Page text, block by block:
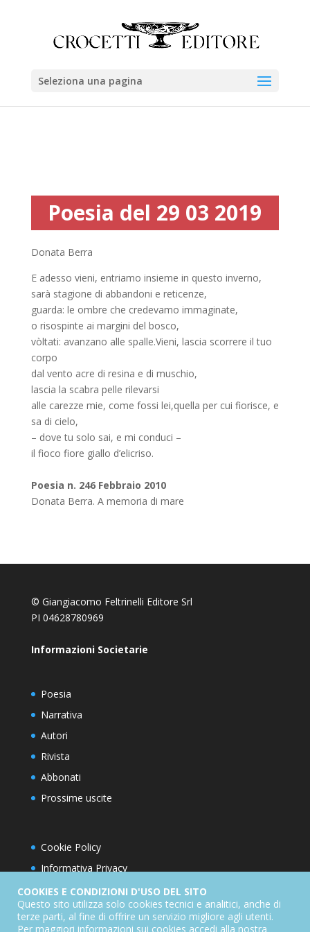
Seleziona una pagina
Poesia del 29 03 2019
Donata Berra
E adesso vieni, entriamo insieme in questo inverno,
sarà stagione di abbandoni e reticenze,
guarda: le ombre che credevamo immaginate,
o risospinte ai margini del bosco,
vòltati: avanzano alle spalle.Vieni, lascia scorrere il tuo
corpo
dal vento acre di resina e di muschio,
lascia la scabra pelle rilevarsi
alle carezze mie, come fossi lei,quella per cui fiorisce, e
sa di cielo,
– dove tu solo sai, e mi conduci –
il fioco fiore giallo d’elicriso.
Poesia n. 246 Febbraio 2010
Donata Berra. A memoria di mare
© Giangiacomo Feltrinelli Editore Srl
PI 04628780969
Informazioni Societarie
Poesia
Narrativa
Autori
Rivista
Abbonati
Prossime uscite
Cookie Policy
Informativa Privacy
Condizioni d’utilizzo del sito
Condizioni generali di abbonamento
COOKIES E CONDIZIONI D'USO DEL SITO
Questo sito utilizza solo cookies tecnici e analitici, anche di
terze parti, al fine di offrire un servizio migliore agli utenti.
Per maggiori informazioni sui cookies accedi alla nostra